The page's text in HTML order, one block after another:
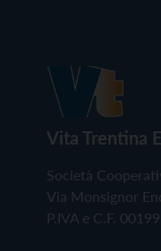
Vita Trentina
Società
Via Monsignor
P.IVA e C.F.